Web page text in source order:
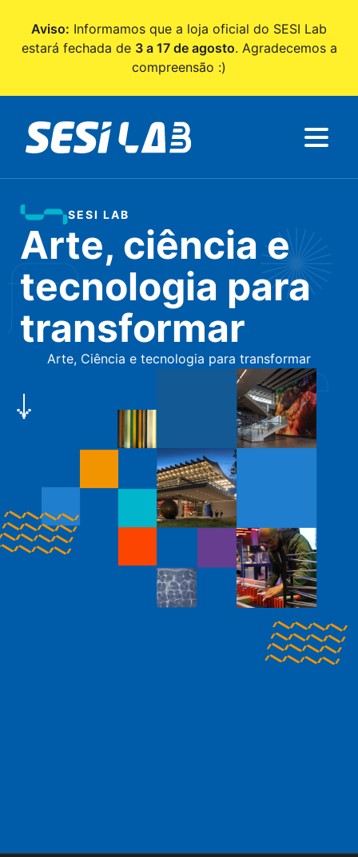
Aviso: Informamos que a loja oficial do SESI Lab
estará fechada de 3 a 17 de agosto. Agradecemos a
compreensão :)
SESI LAB
Arte, ciência e
tecnologia para
transformar
Arte, Ciência e tecnologia para transformar